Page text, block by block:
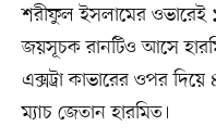
শরীফুল ইসলামের ওভারেই
জয়সূচক রানটিও আসে
এক্সট্রা কাভারের ওপর
ম্যাচ জেতান হারমিত।